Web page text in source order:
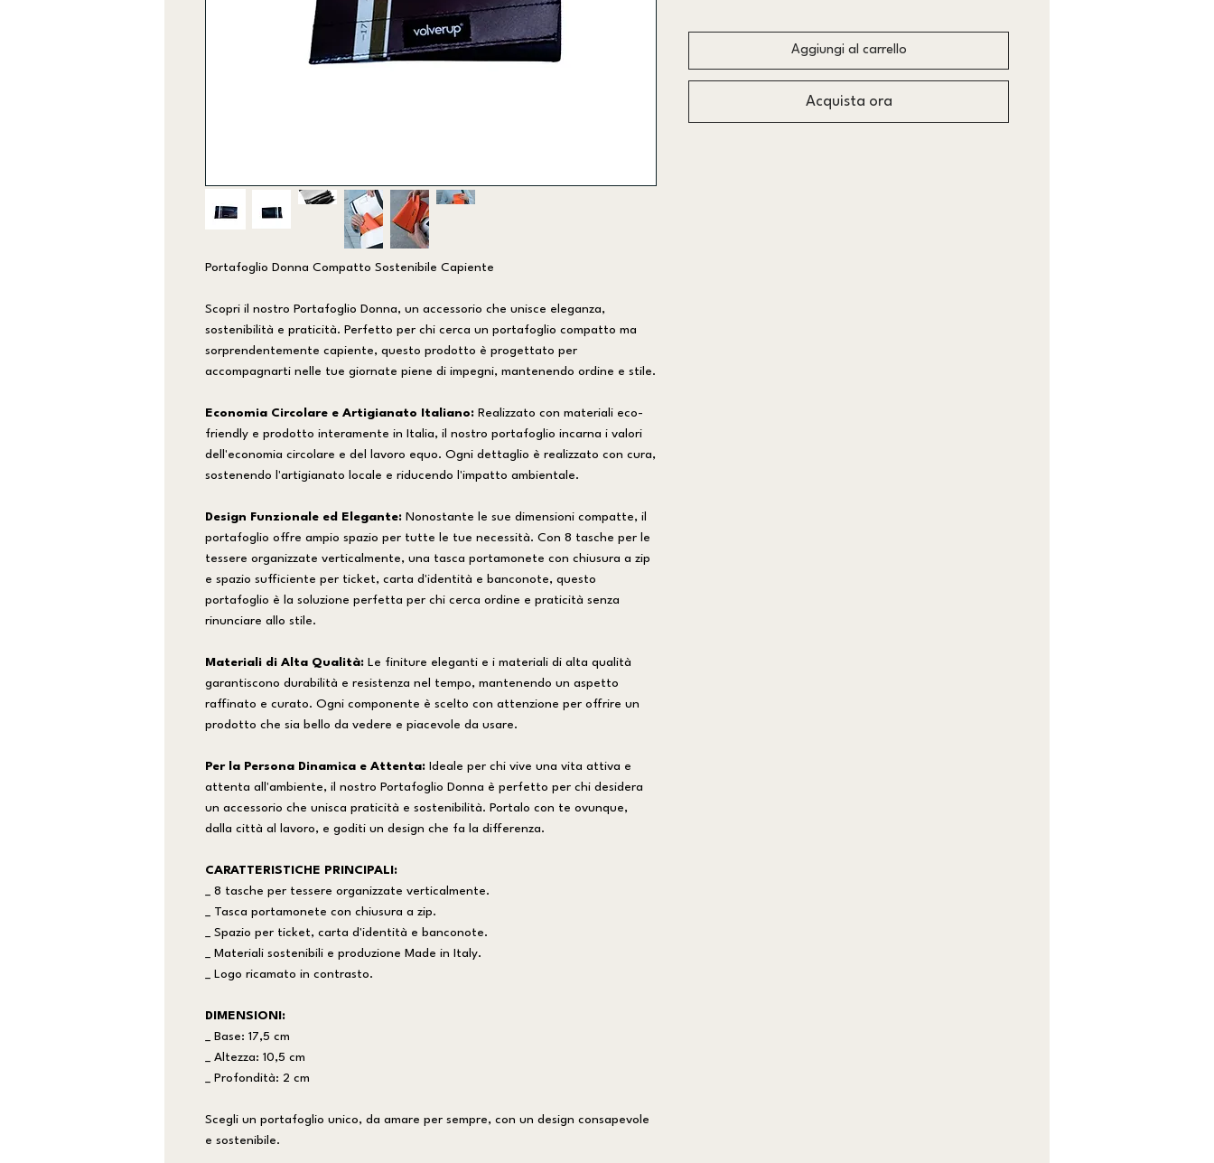
Portafoglio Donna Compatto Sostenibile Capiente
Scopri il nostro Portafoglio Donna, un accessorio che unisce eleganza,
sostenibilità e praticità. Perfetto per chi cerca un portafoglio compatto ma
sorprendentemente capiente, questo prodotto è progettato per
accompagnarti nelle tue giornate piene di impegni, mantenendo ordine e stile.
Economia Circolare e Artigianato Italiano: Realizzato con materiali eco-
friendly e prodotto interamente in Italia, il nostro portafoglio incarna i valori
dell'economia circolare e del lavoro equo. Ogni dettaglio è realizzato con cura,
sostenendo l'artigianato locale e riducendo l'impatto ambientale.
Design Funzionale ed Elegante: Nonostante le sue dimensioni compatte, il
portafoglio offre ampio spazio per tutte le tue necessità. Con 8 tasche per le
tessere organizzate verticalmente, una tasca portamonete con chiusura a zip
e spazio sufficiente per ticket, carta d'identità e banconote, questo
portafoglio è la soluzione perfetta per chi cerca ordine e praticità senza
rinunciare allo stile.
Materiali di Alta Qualità: Le finiture eleganti e i materiali di alta qualità
garantiscono durabilità e resistenza nel tempo, mantenendo un aspetto
raffinato e curato. Ogni componente è scelto con attenzione per offrire un
prodotto che sia bello da vedere e piacevole da usare.
Per la Persona Dinamica e Attenta: Ideale per chi vive una vita attiva e
attenta all'ambiente, il nostro Portafoglio Donna è perfetto per chi desidera
un accessorio che unisca praticità e sostenibilità. Portalo con te ovunque,
dalla città al lavoro, e goditi un design che fa la differenza.
CARATTERISTICHE PRINCIPALI:
_ 8 tasche per tessere organizzate verticalmente.
_ Tasca portamonete con chiusura a zip.
_ Spazio per ticket, carta d'identità e banconote.
_ Materiali sostenibili e produzione Made in Italy.
_ Logo ricamato in contrasto.
DIMENSIONI:
_ Base: 17,5 cm
_ Altezza: 10,5 cm
_ Profondità: 2 cm
Scegli un portafoglio unico, da amare per sempre, con un design consapevole
e sostenibile.
Aggiungi al carrello
Acquista ora